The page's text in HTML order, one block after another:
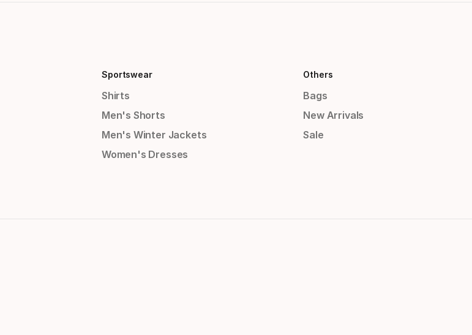
Sportswear
Shirts
Men's Shorts
Men's Winter Jackets
Women's Dresses
Others
Bags
New Arrivals
Sale